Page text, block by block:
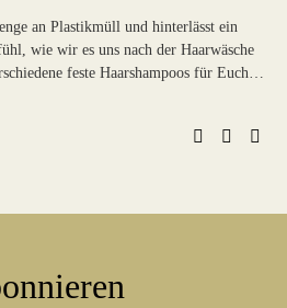
an Plastikmüll und hinterlässt ein
wie wir es uns nach der Haarwäsche
feste Haarshampoos für Euch…